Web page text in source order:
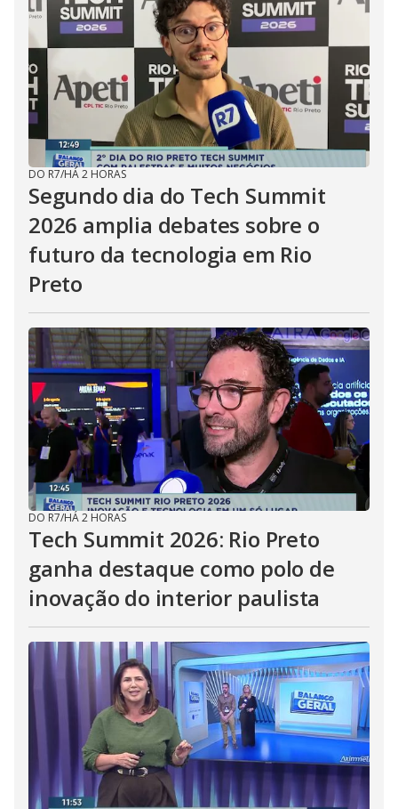
DO R7/HÁ 2 HORAS
Segundo dia do Tech Summit
2026 amplia debates sobre o
futuro da tecnologia em Rio
Preto
DO R7/HÁ 2 HORAS
Tech Summit 2026: Rio Preto
ganha destaque como polo de
inovação do interior paulista